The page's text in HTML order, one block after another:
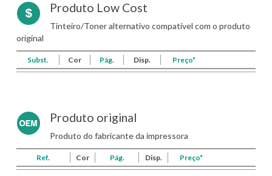
Produto Low Cost
Tinteiro/Toner alternativo compatível com o produto
original
Subst. Cor Pág. Disp. Preço*
Produto original
Produto do fabricante da impressora
Ref. Cor Pág. Disp. Preço*